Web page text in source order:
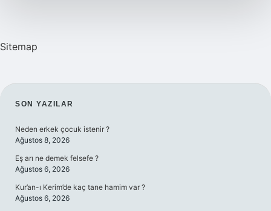
Sitemap
SIDEBAR
SON YAZILAR
Neden erkek çocuk istenir ?
Ağustos 8, 2026
Eş arı ne demek felsefe ?
Ağustos 6, 2026
Kur’an-ı Kerim’de kaç tane hamim var ?
Ağustos 6, 2026